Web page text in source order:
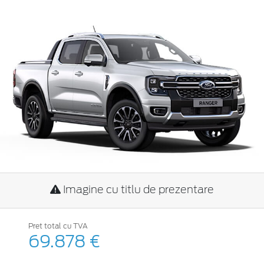
Imagine cu titlu de prezentare
Pret total cu TVA
69.878 €